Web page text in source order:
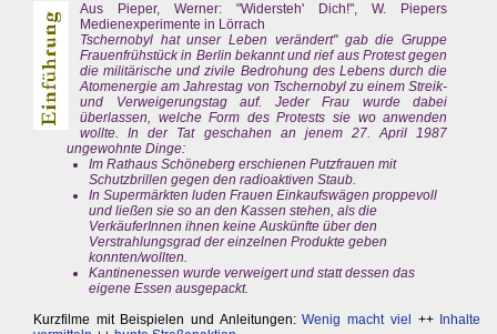
Aus Pieper, Werner: "Widersteh' Dich!", W. Piepers
Medienexperimente in Lörrach
Tschernobyl hat unser Leben verändert" gab die Gruppe
Frauenfrühstück in Berlin bekannt und rief aus Protest gegen
die militärische und zivile Bedrohung des Lebens durch die
Atomenergie am Jahrestag von Tschernobyl zu einem Streik-
und Verweigerungstag auf. Jeder Frau wurde dabei
überlassen, welche Form des Protests sie wo anwenden
wollte. In der Tat geschahen an jenem 27. April 1987
ungewohnte Dinge:
Im Rathaus Schöneberg erschienen Putzfrauen mit
Schutzbrillen gegen den radioaktiven Staub.
In Supermärkten luden Frauen Einkaufswägen proppevoll
und ließen sie so an den Kassen stehen, als die
VerkäuferInnen ihnen keine Auskünfte über den
Verstrahlungsgrad der einzelnen Produkte geben
konnten/wollten.
Kantinenessen wurde verweigert und statt dessen das
eigene Essen ausgepackt.
Kurzfilme mit Beispielen und Anleitungen:Wenig macht viel ++ Inhalte